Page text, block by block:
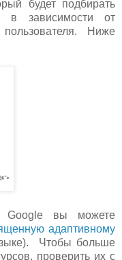
будет подбирать
в зависимости от
Ниже
Google вы можете
адаптивному
Чтобы больше
проверить их с